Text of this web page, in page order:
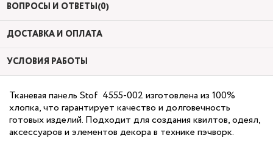
ВОПРОСЫ И ОТВЕТЫ(0)
ДОСТАВКА И ОПЛАТА
УСЛОВИЯ РАБОТЫ
Тканевая панель Stof 4555-002 изготовлена из 100%
хлопка, что гарантирует качество и долговечность
готовых изделий. Подходит для создания квилтов, одеял,
аксессуаров и элементов декора в технике пэчворк.